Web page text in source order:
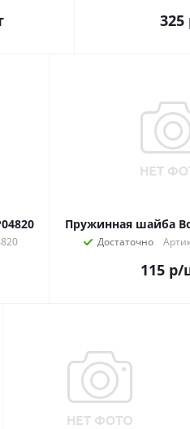
325
Пружинная шайба
Достаточно
115р/